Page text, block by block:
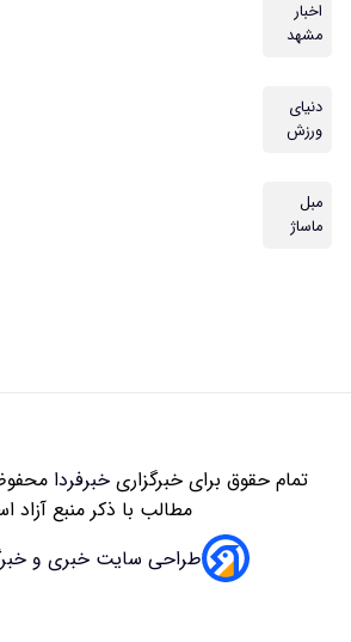
خبرفردامحفوظ است. استفاده از
با ذکر منبع آزاد است
خبری و خبرگزاری آسام